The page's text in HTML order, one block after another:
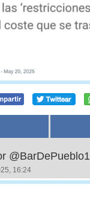
@BarDePueblo1
16:24